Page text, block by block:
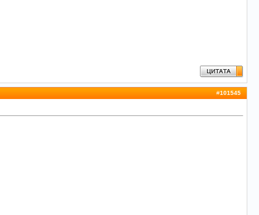
#101545